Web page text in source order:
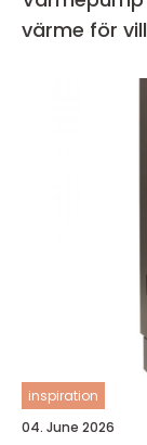
värme för
inspiration
04. June 2026